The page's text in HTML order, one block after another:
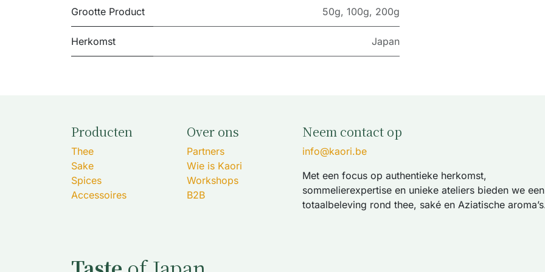
Grootte Product 50g, 100g, 200g
Herkomst Japan
Producten
Thee
Sake
Spices
Accessoires
Over ons
Partners
Wie is Kaori
Workshops
B2B
Neem contact op
info@kaori.be
Met een focus op authentieke herkomst,
sommelierexpertise en unieke ateliers bieden we een
totaalbeleving rond thee, saké en Aziatische